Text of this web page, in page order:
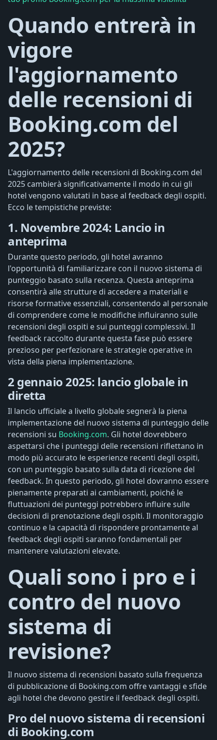
Quando entrerà in
vigore
l'aggiornamento
delle recensioni di
Booking.com del
2025?
L'aggiornamento delle recensioni di Booking.com del
2025 cambierà significativamente il modo in cui gli
hotel vengono valutati in base al feedback degli ospiti.
Ecco le tempistiche previste:
1. Novembre 2024: Lancio in
anteprima
Durante questo periodo, gli hotel avranno
l'opportunità di familiarizzare con il nuovo sistema di
punteggio basato sulla recenza. Questa anteprima
consentirà alle strutture di accedere a materiali e
risorse formative essenziali, consentendo al personale
di comprendere come le modifiche influiranno sulle
recensioni degli ospiti e sui punteggi complessivi. Il
feedback raccolto durante questa fase può essere
prezioso per perfezionare le strategie operative in
vista della piena implementazione.
2 gennaio 2025: lancio globale in
diretta
Il lancio ufficiale a livello globale segnerà la piena
implementazione del nuovo sistema di punteggio delle
recensioni su Booking.com. Gli hotel dovrebbero
aspettarsi che i punteggi delle recensioni riflettano in
modo più accurato le esperienze recenti degli ospiti,
con un punteggio basato sulla data di ricezione del
feedback. In questo periodo, gli hotel dovranno essere
pienamente preparati ai cambiamenti, poiché le
fluttuazioni dei punteggi potrebbero influire sulle
decisioni di prenotazione degli ospiti. Il monitoraggio
continuo e la capacità di rispondere prontamente al
feedback degli ospiti saranno fondamentali per
mantenere valutazioni elevate.
Quali sono i pro e i
contro del nuovo
sistema di
revisione?
Il nuovo sistema di recensioni basato sulla frequenza
di pubblicazione di Booking.com offre vantaggi e sfide
agli hotel che devono gestire il feedback degli ospiti.
Pro del nuovo sistema di recensioni
di Booking.com